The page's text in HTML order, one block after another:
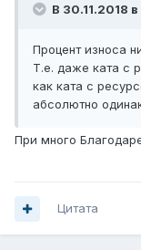
В 30.11.2018
Процент износа
Т.е. даже ката с
как ката с
абсолютно
При много
Цитата